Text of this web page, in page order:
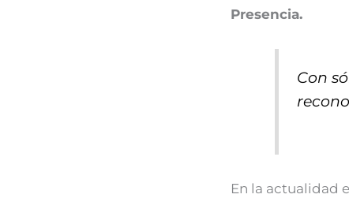
Presencia.
Con
En la actualidad